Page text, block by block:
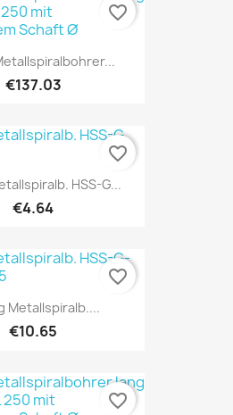
€137.03
favorite_border
HSS-G...
€4.64
favorite_border
Metallspiralb....
€10.65
favorite_border
favorite_border